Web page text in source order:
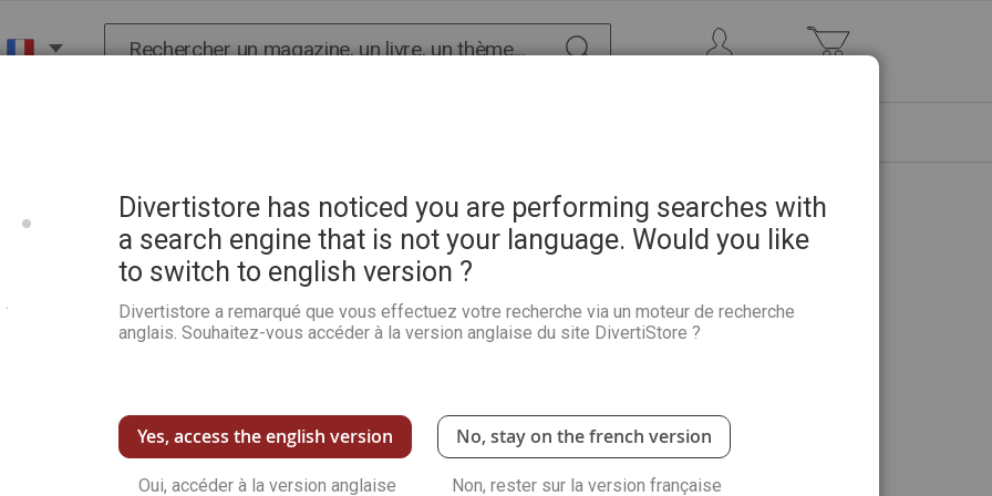
Peindre à l'encaustique
Soyez le premier à commenter ce produit
-20%
Quantité :
Divertistore has noticed you are performing searches with
a search engine that is not your language. Would you like
to switch to english version ?
Divertistore a remarqué que vous effectuez votre recherche via un moteur de recherche
anglais. Souhaitez-vous accéder à la version anglaise du site DivertiStore ?
Yes, access the english version
Oui, accéder à la version anglaise
No, stay on the french version
Non, rester sur la version française